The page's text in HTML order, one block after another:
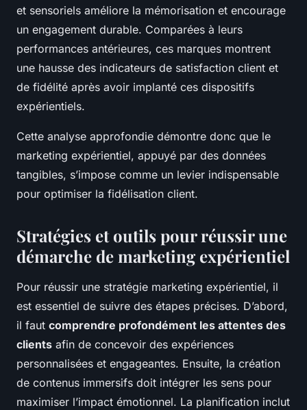
et sensoriels améliore la mémorisation et encourage
un engagement durable. Comparées à leurs
performances antérieures, ces marques montrent
une hausse des indicateurs de satisfaction client et
de fidélité après avoir implanté ces dispositifs
expérientiels.
Cette analyse approfondie démontre donc que le
marketing expérientiel, appuyé par des données
tangibles, s’impose comme un levier indispensable
pour optimiser la fidélisation client.
Stratégies et outils pour réussir une
démarche de marketing expérientiel
Pour réussir une stratégie marketing expérientiel, il
est essentiel de suivre des étapes précises. D’abord,
il faut comprendre profondément les attentes des
clients afin de concevoir des expériences
personnalisées et engageantes. Ensuite, la création
de contenus immersifs doit intégrer les sens pour
maximiser l’impact émotionnel. La planification inclut